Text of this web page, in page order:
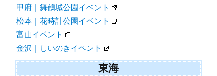
甲府｜舞鶴城公園イベント
松本｜花時計公園イベント
富山イベント
金沢｜しいのきイベント
東海